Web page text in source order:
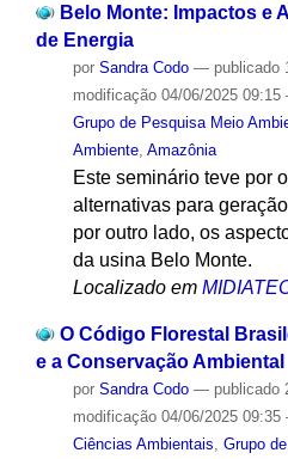
Belo Monte: Impactos e
de Energia
por Sandra Codo — publicado
modificação04/06/2025 09:15
Grupo de Pesquisa Meio
Ambiente, Amazônia
Este seminário teve por
alternativas para
por outro lado, os
da usina Belo Monte.
Localizado em
O Código Florestal
e a Conservação Ambiental
por Sandra Codo — publicado
modificação04/06/2025 09:35
Ciências Ambientais Grupo